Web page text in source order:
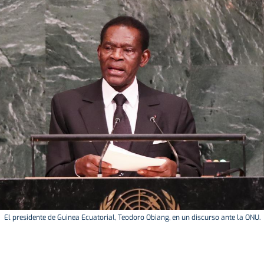
El presidente de Guinea Ecuatorial, Teodoro Obiang, en un discurso ante la ONU.